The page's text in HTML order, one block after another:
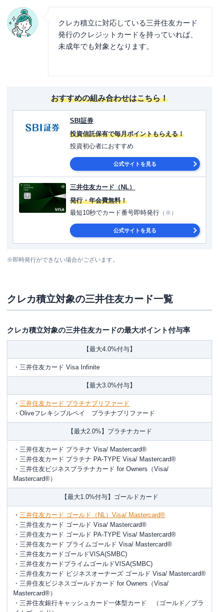
クレカ積立に対応している三井住友カード
発行のクレジットカードを持っていれば、
未成年でも対象となります。
おすすめの組み合わせはこちら！
SBI証券
投資信託保有で毎月ポイントもらえる！
投資初心者におすすめ
公式サイトを見る
三井住友カード（NL）
発行・年会費無料！
最短10秒でカード番号即時発行 （※）
公式サイトを見る
※即時発行ができない場合がございます。
クレカ積立対象の三井住友カード一覧
クレカ積立対象の三井住友カードの最大ポイント付与率
【最大4.0%付与】
・三井住友カード Visa Infinite
【最大3.0%付与】
・ 三井住友カード プラチナプリファード
・Oliveフレキシブルペイ プラチナプリファード
【最大2.0%】プラチナカード
・三井住友カード プラチナ Visa/ Mastercard®
・三井住友カード プラチナ PA-TYPE Visa/ Mastercard®
・三井住友ビジネスプラチナカード for Owners（Visa/
Mastercard®）
【最大1.0%付与】ゴールドカード
・ 三井住友カード ゴールド（NL）Visa/ Mastercard®
・三井住友カード ゴールド Visa/ Mastercard®
・三井住友カード ゴールド PA-TYPE Visa/ Mastercard®
・三井住友カード プライムゴールド Visa/ Mastercard®
・三井住友カードゴールドVISA(SMBC)
・三井住友カードプライムゴールドVISA(SMBC)
・三井住友カード ビジネスオーナーズ ゴールド Visa/ Mastercard®
・三井住友ビジネスゴールドカード for Owners（Visa/
Mastercard®）
・三井住友銀行キャッシュカード一体型カード （ゴールド／プラ